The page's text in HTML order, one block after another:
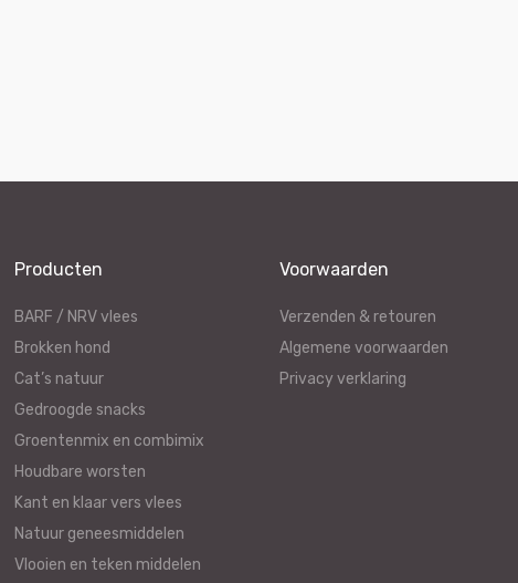
Producten
BARF / NRV vlees
Brokken hond
Cat’s natuur
Gedroogde snacks
Groentenmix en combimix
Houdbare worsten
Kant en klaar vers vlees
Natuur geneesmiddelen
Vlooien en teken middelen
Voorwaarden
Verzenden & retouren
Algemene voorwaarden
Privacy verklaring